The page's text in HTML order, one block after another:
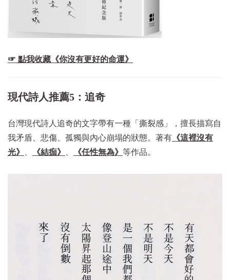
☞ 點我收藏《你沒有更好的命運》
現代詩人推薦5：追奇
台灣現代詩人追奇的文字帶有一種「撕裂感」，擅長描寫自
我矛盾、悲傷、孤獨與內心崩塌的狀態。著有 《這裡沒有
光》
《結痂》 《任性無為》 等作品。